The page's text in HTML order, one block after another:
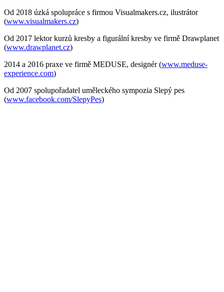
Od 2018 úzká spolupráce s firmou Visualmakers.cz, ilustrátor
(www.visualmakers.cz)
Od 2017 lektor kurzů kresby a figurální kresby ve firmě Drawplanet
(www.drawplanet.cz)
2014 a 2016 praxe ve firmě MEDUSE, designér (www.meduse-
experience.com)
Od 2007 spolupořadatel uměleckého sympozia Slepý pes
(www.facebook.com/SlepyPes)